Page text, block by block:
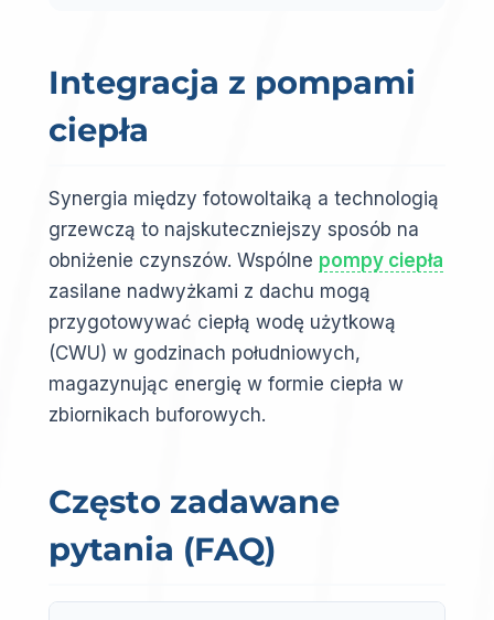
Integracja z pompami
ciepła
Synergia między fotowoltaiką a technologią
grzewczą to najskuteczniejszy sposób na
obniżenie czynszów. Wspólne pompy ciepła
zasilane nadwyżkami z dachu mogą
przygotowywać ciepłą wodę użytkową
(CWU) w godzinach południowych,
magazynując energię w formie ciepła w
zbiornikach buforowych.
Często zadawane
pytania (FAQ)